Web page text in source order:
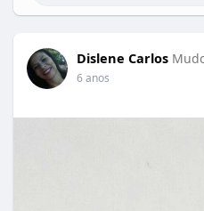
Dislene Carlos
6 anos